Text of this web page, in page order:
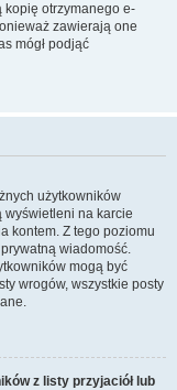
kopię otrzymanego e-
zawierają one
mógł podjąć
użytkowników
wyświetleni na karcie
kontem. Z tego poziomu
wiadomość.
mogą być
wrogów, wszystkie posty
z listy przyjaciół lub